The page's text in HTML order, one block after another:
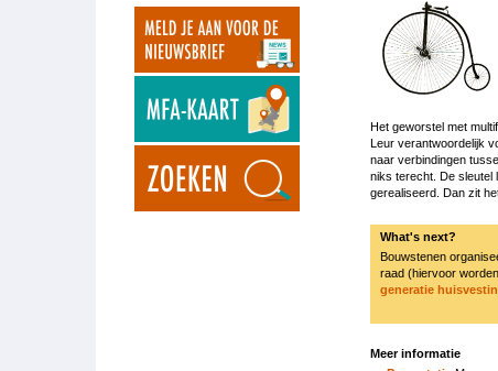
Het geworstel met
Leur verantwoordelijk
naar verbindingen
niks terecht. De sleutel
gerealiseerd. Dan zit
What's next?
Bouwstenen
raad (hiervoor
generatie
Meer informatie